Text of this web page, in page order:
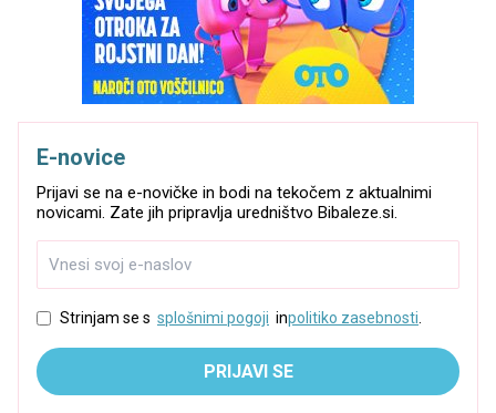
E-novice
Prijavi se na e-novičke in bodi na tekočem z aktualnimi
novicami. Zate jih pripravlja uredništvo Bibaleze.si.
Strinjam se s splošnimi pogoji inpolitiko zasebnosti.
PRIJAVI SE